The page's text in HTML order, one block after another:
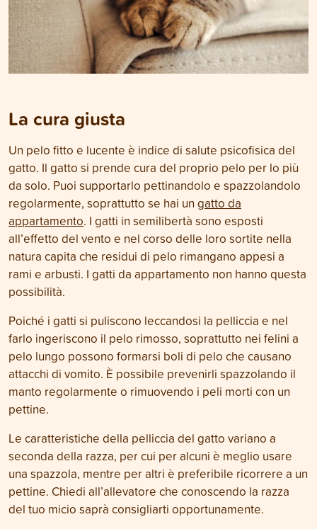
La cura giusta
Un pelo fitto e lucente è indice di salute psicofisica del
gatto. Il gatto si prende cura del proprio pelo per lo più
da solo. Puoi supportarlo pettinandolo e spazzolandolo
regolarmente, soprattutto se hai un gatto da
appartamento. I gatti in semilibertà sono esposti
all’effetto del vento e nel corso delle loro sortite nella
natura capita che residui di pelo rimangano appesi a
rami e arbusti. I gatti da appartamento non hanno questa
possibilità.
Poiché i gatti si puliscono leccandosi la pelliccia e nel
farlo ingeriscono il pelo rimosso, soprattutto nei felini a
pelo lungo possono formarsi boli di pelo che causano
attacchi di vomito. È possibile prevenirli spazzolando il
manto regolarmente o rimuovendo i peli morti con un
pettine.
Le caratteristiche della pelliccia del gatto variano a
seconda della razza, per cui per alcuni è meglio usare
una spazzola, mentre per altri è preferibile ricorrere a un
pettine. Chiedi all’allevatore che conoscendo la razza
del tuo micio saprà consigliarti opportunamente.